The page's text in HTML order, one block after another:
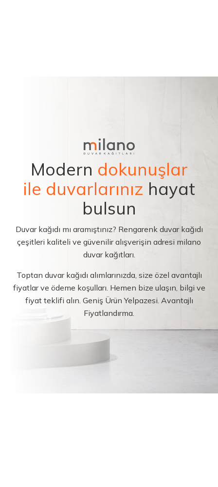
Modern dokunuşlar
ile duvarlarınız hayat
bulsun
Duvar kağıdı mı aramıştınız? Rengarenk duvar kağıdı
çeşitleri kaliteli ve güvenilir alışverişin adresi milano
duvar kağıtları.
Toptan duvar kağıdı alımlarınızda, size özel avantajlı
fiyatlar ve ödeme koşulları. Hemen bize ulaşın, bilgi ve
fiyat teklifi alın. Geniş Ürün Yelpazesi. Avantajlı
Fiyatlandırma.